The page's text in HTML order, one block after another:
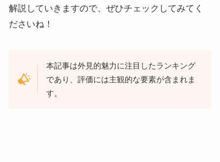
解説していきますので、ぜひチェックしてみてく
ださいね！
本記事は外見的魅力に注目したランキング
であり、評価には主観的な要素が含まれま
す。